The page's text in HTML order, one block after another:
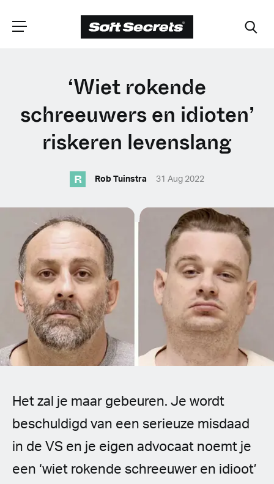
CHOOSE YOUR
LANGUAGE
Dutch
English (United Kingdom)
English (United States)
Spanish (Spain)
Spanish (Latin America)
German
French
Czech
Polish
‘Wiet rokende
schreeuwers en idioten’
riskeren levenslang
R Rob Tuinstra 31 Aug 2022
Het zal je maar gebeuren. Je wordt
beschuldigd van een serieuze misdaad
in de VS en je eigen advocaat noemt je
een ‘wiet rokende schreeuwer en idioot’